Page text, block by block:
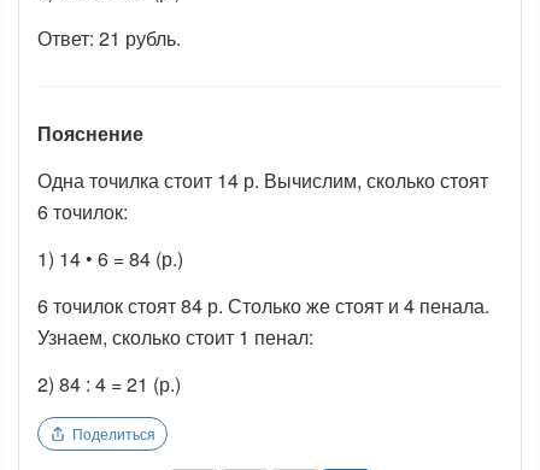
Ответ: 21 рубль.
Пояснение
Одна точилка стоит 14 р. Вычислим, сколько стоят
6 точилок:
1) 14 • 6 = 84 (р.)
6 точилок стоят 84 р. Столько же стоят и 4 пенала.
Узнаем, сколько стоит 1 пенал:
2) 84 : 4 = 21 (р.)
Поделиться